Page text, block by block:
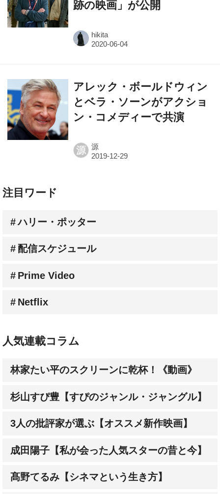
跡の映画」が公開
hikita
アレック・ボールドウィン
とベラ・ソーンがアクショ
ン・コメディーで共演
源 源
注目ワード
ハリー・ポッター
配信スケジュール
Prime Video
Netflix
人気連載コラム
林家たい平のスクリーンに乾杯！《動画》
杉山すぴ豊【すぴのジャンル・ジャングル】
3人の批評家が選ぶ【オススメ新作映画】
成田陽子【私が会った人気スターの昔と今】
髙野てるみ【シネマという生き方】